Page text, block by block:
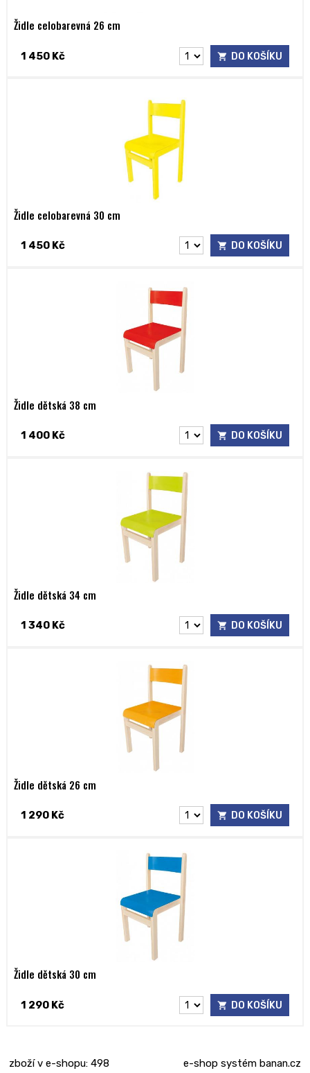
Židle celobarevná 26 cm
1 450 Kč DO KOŠÍKU
Židle celobarevná 30 cm
1 450 Kč DO KOŠÍKU
Židle dětská 38 cm
1 400 Kč DO KOŠÍKU
Židle dětská 34 cm
1 340 Kč DO KOŠÍKU
Židle dětská 26 cm
1 290 Kč DO KOŠÍKU
Židle dětská 30 cm
1 290 Kč DO KOŠÍKU
zboží v e-shopu: 498 e-shop systém banan.cz